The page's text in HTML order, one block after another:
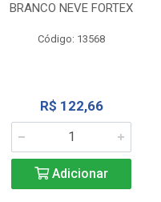
BRANCO NEVE FORTEX
Código: 13568
R$ 122,66
Adicionar